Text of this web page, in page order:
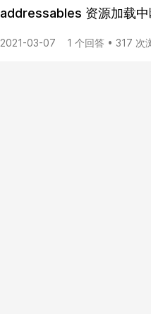
addressables 资源加载
2021-03-07 1 个回答 • 317 次